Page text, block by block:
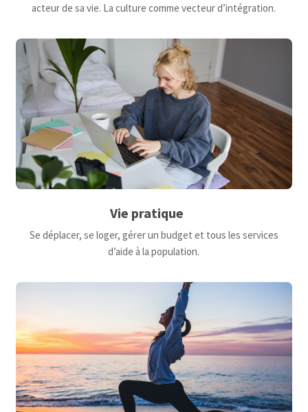
acteur de sa vie. La culture comme vecteur d’intégration.
Vie pratique
Se déplacer, se loger, gérer un budget et tous les services
d’aide à la population.